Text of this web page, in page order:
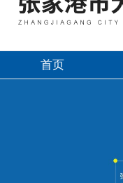
首页